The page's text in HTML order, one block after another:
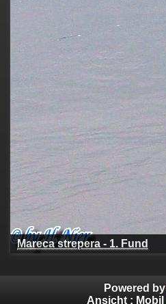
Mareca strepera - 1. Fund
Powered by
Ansicht : Mobil